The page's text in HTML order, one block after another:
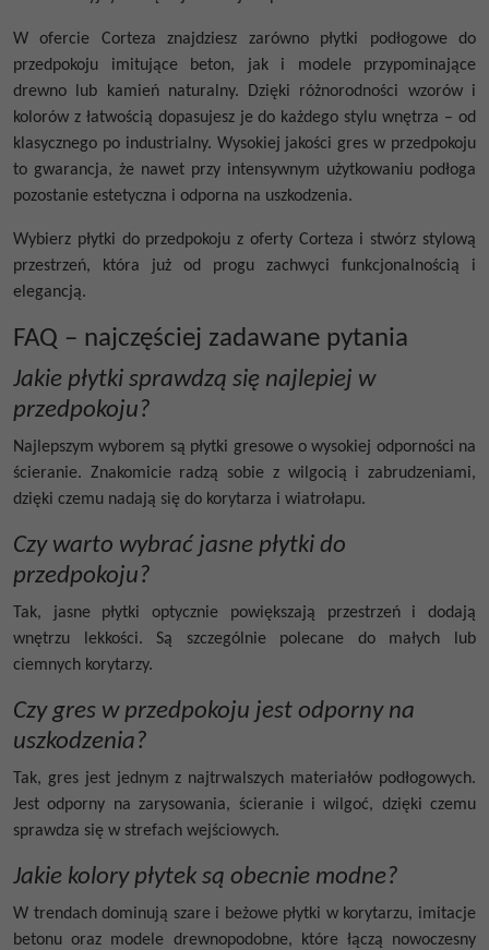
W ofercie Corteza znajdziesz zarówno płytki podłogowe do
przedpokoju imitujące beton, jak i modele przypominające
drewno lub kamień naturalny. Dzięki różnorodności wzorów i
kolorów z łatwością dopasujesz je do każdego stylu wnętrza – od
klasycznego po industrialny. Wysokiej jakości gres w przedpokoju
to gwarancja, że nawet przy intensywnym użytkowaniu podłoga
pozostanie estetyczna i odporna na uszkodzenia.
Wybierz płytki do przedpokoju z oferty Corteza i stwórz stylową
przestrzeń, która już od progu zachwyci funkcjonalnością i
elegancją.
FAQ – najczęściej zadawane pytania
Jakie płytki sprawdzą się najlepiej w
przedpokoju?
Najlepszym wyborem są płytki gresowe o wysokiej odporności na
ścieranie. Znakomicie radzą sobie z wilgocią i zabrudzeniami,
dzięki czemu nadają się do korytarza i wiatrołapu.
Czy warto wybrać jasne płytki do
przedpokoju?
Tak, jasne płytki optycznie powiększają przestrzeń i dodają
wnętrzu lekkości. Są szczególnie polecane do małych lub
ciemnych korytarzy.
Czy gres w przedpokoju jest odporny na
uszkodzenia?
Tak, gres jest jednym z najtrwalszych materiałów podłogowych.
Jest odporny na zarysowania, ścieranie i wilgoć, dzięki czemu
sprawdza się w strefach wejściowych.
Jakie kolory płytek są obecnie modne?
W trendach dominują szare i beżowe płytki w korytarzu, imitacje
betonu oraz modele drewnopodobne, które łączą nowoczesny